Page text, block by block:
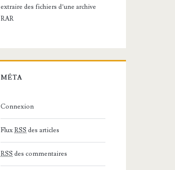
extraire des fichiers d’une archive
RAR
MÉTA
Connexion
FluxRSS des articles
RSS des commentaires